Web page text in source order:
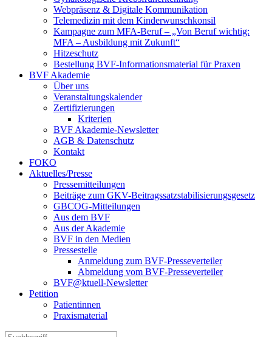
Webpräsenz & Digitale Kommunikation
Telemedizin mit dem Kinderwunschkonsil
Kampagne zum MFA-Beruf – „Von Beruf wichtig:
MFA – Ausbildung mit Zukunft“
Hitzeschutz
Bestellung BVF-Informationsmaterial für Praxen
BVF Akademie
Über uns
Veranstaltungskalender
Zertifizierungen
Kriterien
BVF Akademie-Newsletter
AGB & Datenschutz
Kontakt
FOKO
Aktuelles/Presse
Pressemitteilungen
Beiträge zum GKV-Beitragssatzstabilisierungsgesetz
GBCOG-Mitteilungen
Aus dem BVF
Aus der Akademie
BVF in den Medien
Pressestelle
Anmeldung zum BVF-Presseverteiler
Abmeldung vom BVF-Presseverteiler
BVF@ktuell-Newsletter
Petition
Patientinnen
Praxismaterial